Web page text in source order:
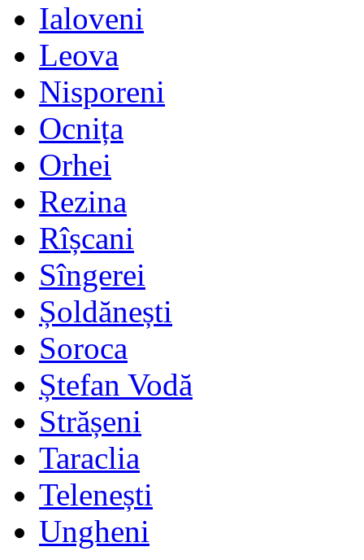
Ialoveni
Leova
Nisporeni
Ocnița
Orhei
Rezina
Rîșcani
Sîngerei
Șoldănești
Soroca
Ștefan Vodă
Strășeni
Taraclia
Telenești
Ungheni